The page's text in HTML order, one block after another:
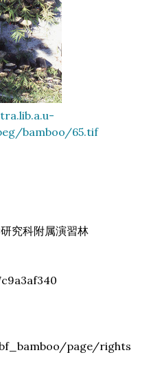
究科附属演習林
page/rights
bamboo/65.tif